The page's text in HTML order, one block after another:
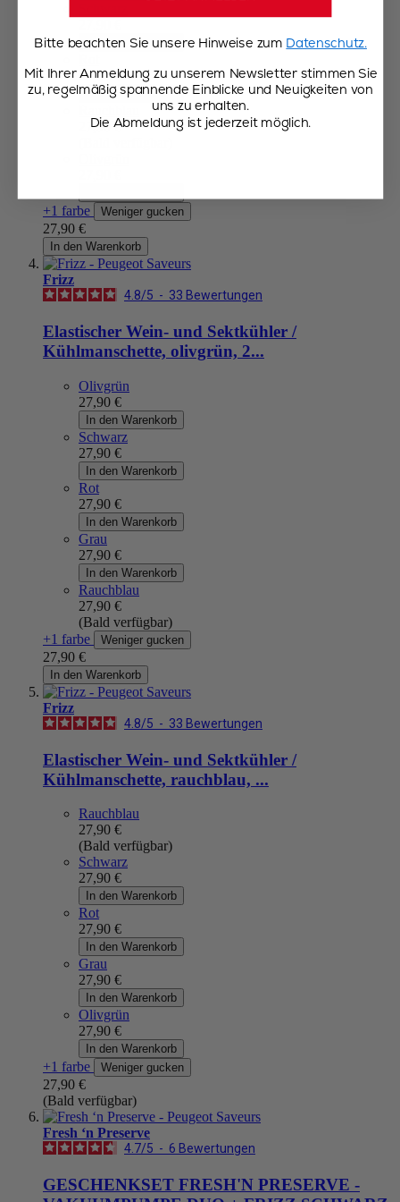
In den Warenkorb
27,90 €
In den Warenkorb
27,90 €
+1 farbe Weniger gucken
27,90 €
In den Warenkorb
Frizz
4.8/5 - 33 Bewertungen
Elastischer Wein- und Sektkühler /
Kühlmanschette, olivgrün, 2...
Olivgrün
27,90 €
In den Warenkorb
Schwarz
27,90 €
In den Warenkorb
Rot
27,90 €
In den Warenkorb
Grau
27,90 €
In den Warenkorb
Rauchblau
27,90 €
(Bald verfügbar)
+1 farbe
Weniger gucken
27,90 €
In den Warenkorb
Frizz
4.8/5 - 33 Bewertungen
Elastischer Wein- und Sektkühler /
Kühlmanschette, rauchblau, ...
Rauchblau
27,90 €
(Bald verfügbar)
Schwarz
27,90 €
In den Warenkorb
Rot
27,90 €
In den Warenkorb
Grau
27,90 €
In den Warenkorb
Olivgrün
27,90 €
In den Warenkorb
+1 farbe Weniger gucken
27,90 €
(Bald verfügbar)
Fresh ‘n Preserve
4.7/5 - 6 Bewertungen
GESCHENKSET FRESH'N PRESERVE -
Bitte beachten Sie unsere Hinweise zum Datenschutz.
Mit Ihrer Anmeldung zu unserem Newsletter stimmen Sie
zu, regelmäßig spannende Einblicke und Neuigkeiten von
uns zu erhalten.
Die Abmeldung ist jederzeit möglich.